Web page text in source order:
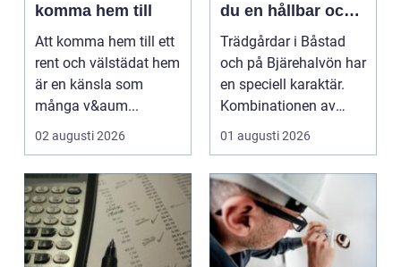
komma hem till
Att komma hem till ett
rent och välstädat hem
är en känsla som
många v&aum...
02 augusti 2026
du en hållbar och
vacker trädgård på
bjäre
Trädgårdar i Båstad
och på Bjärehalvön har
en speciell karaktär.
Kombinationen av
närheten till have...
01 augusti 2026